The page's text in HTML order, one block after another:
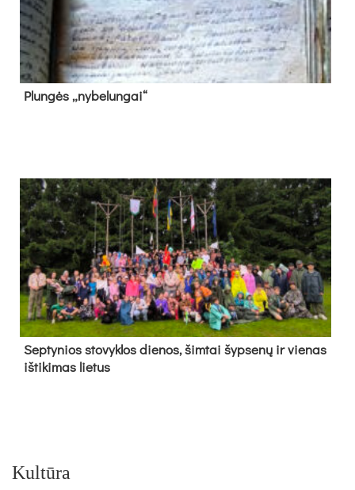
Plun­gės „ny­be­lun­gai“
Sep­ty­nios sto­vyk­los die­nos, šim­tai šyp­se­nų ir vie­nas
iš­ti­ki­mas lie­tus
Kultūra